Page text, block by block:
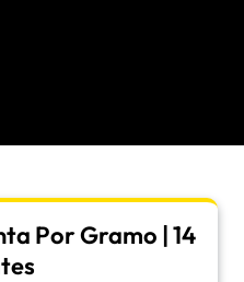
Por Gramo | 14